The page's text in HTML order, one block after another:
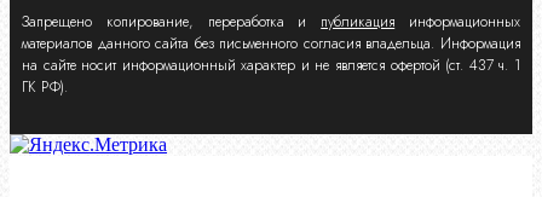
Запрещено копирование, переработка и публикация информационных
материалов данного сайта без письменного согласия владельца. Информация
на сайте носит информационный характер и не является офертой (ст. 437 ч. 1
ГК РФ).